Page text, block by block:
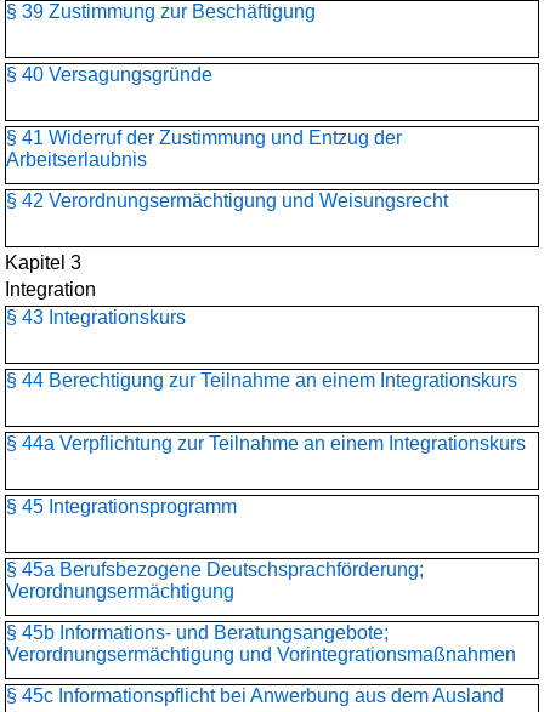
§ 39 Zustimmung zur Beschäftigung
§ 40 Versagungsgründe
§ 41 Widerruf der Zustimmung und Entzug der
Arbeitserlaubnis
§ 42 Verordnungsermächtigung und Weisungsrecht
Kapitel 3
Integration
§ 43 Integrationskurs
§ 44 Berechtigung zur Teilnahme an einem Integrationskurs
§ 44a Verpflichtung zur Teilnahme an einem Integrationskurs
§ 45 Integrationsprogramm
§ 45a Berufsbezogene Deutschsprachförderung;
Verordnungsermächtigung
§ 45b Informations- und Beratungsangebote;
Verordnungsermächtigung und Vorintegrationsmaßnahmen
§ 45c Informationspflicht bei Anwerbung aus dem Ausland